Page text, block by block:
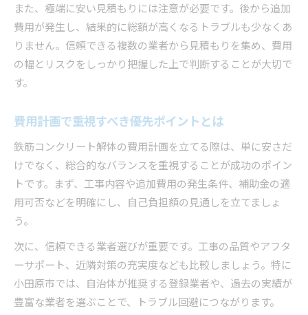
また、極端に安い見積もりには注意が必要です。後から追加
費用が発生し、結果的に総額が高くなるトラブルも少なくあ
りません。信頼できる複数の業者から見積もりを集め、費用
の幅とリスクをしっかり把握した上で判断することが大切で
す。
費用計画で重視すべき優先ポイントとは
鉄筋コンクリート解体の費用計画を立てる際は、単に安さだ
けでなく、総合的なバランスを重視することが成功のポイン
トです。まず、工事内容や追加費用の発生条件、補助金の適
用可否などを明確にし、自己負担額の見通しを立てましょ
う。
次に、信頼できる業者選びが重要です。工事の品質やアフタ
ーサポート、近隣対策の充実度なども比較しましょう。特に
小田原市では、自治体が推奨する登録業者や、過去の実績が
豊富な業者を選ぶことで、トラブル回避につながります。